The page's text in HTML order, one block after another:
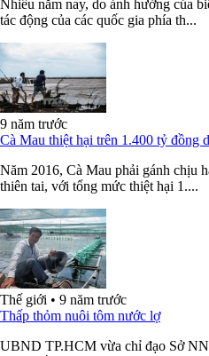
Nhiều năm nay, do ảnh hưởng của
tác động của các quốc gia phía th...
9 năm trước
Cà Mau thiệt hại trên 1.400 tỷ đồng
Năm 2016, Cà Mau phải gánh chịu
thiên tai, với tổng mức thiệt hại 1....
Thế giới • 9 năm trước
Thấp thỏm nuôi tôm nước lợ
UBND TP.HCM vừa chỉ đạo Sở